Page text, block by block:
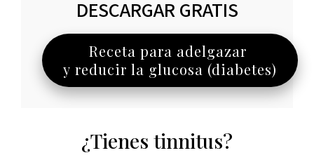
DESCARGAR GRATIS
Receta para adelgazar
y reducir la glucosa (diabetes)
¿Tienes tinnitus?